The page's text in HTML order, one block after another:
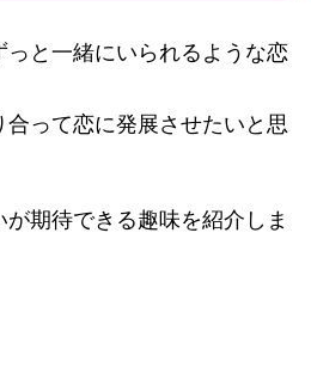
と一緒にいられるような恋
って恋に発展させたいと思
期待できる趣味を紹介しま